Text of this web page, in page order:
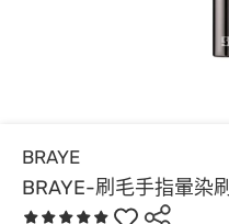
BRAYE
BRAYE-刷毛手指暈染刷